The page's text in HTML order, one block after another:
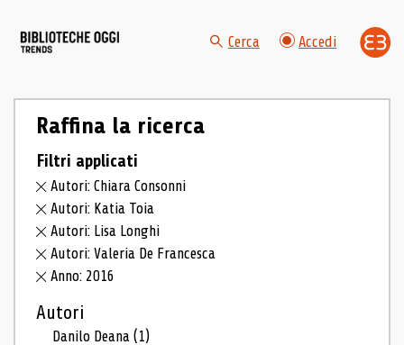
Cerca Accedi
Raffina la ricerca
Filtri applicati
Autori: Chiara Consonni
Autori: Katia Toia
Autori: Lisa Longhi
Autori: Valeria De Francesca
Anno: 2016
Autori
Danilo Deana(1)